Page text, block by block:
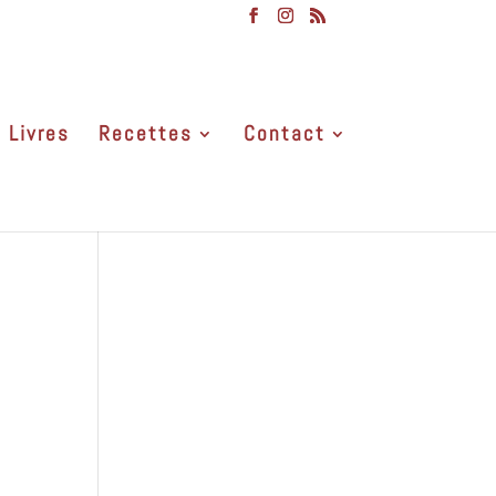
Livres Recettes Contact